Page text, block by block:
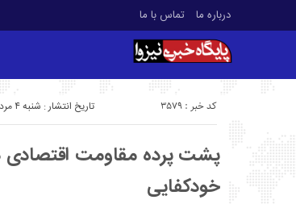
درباره ما تماس با ما
تاریخ انتشار : شنبه ۴ مرداد ۱۴۰۴ - ۱۶:۲۵ کد خبر : 3579
پشت پرده مقاومت اقتصادی
خودکفایی